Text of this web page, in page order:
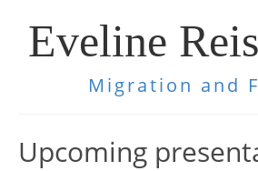
Eveline
Migration and
Upcoming